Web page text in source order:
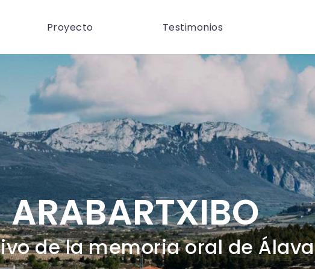
Proyecto Testimonios
ARABARTXIBO
de la memoria oral de Álava